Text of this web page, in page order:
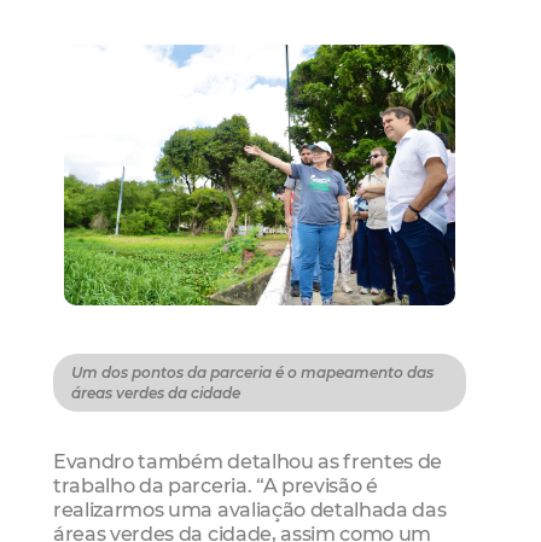
Um dos pontos da parceria é o mapeamento das
áreas verdes da cidade
Evandro também detalhou as frentes de
trabalho da parceria. “A previsão é
realizarmos uma avaliação detalhada das
áreas verdes da cidade, assim como um